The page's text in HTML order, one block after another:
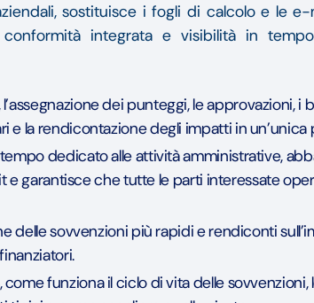
sostituisce i fogli di calcolo e le
conformità integrata e visibilità in
dei punteggi, le approvazioni, i
e la rendicontazione degli impatti in un’unica
dedicato alle attività amministrative,
e garantisce che tutte le parti interessate
delle sovvenzioni più rapidi e rendiconti
come funziona il ciclo di vita delle